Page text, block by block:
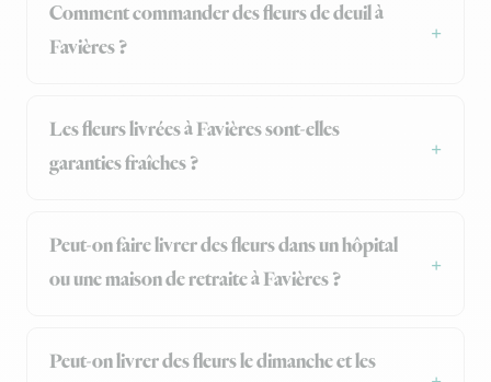
Comment commander des fleurs de deuil à
Favières ?
Les fleurs livrées à Favières sont-elles
garanties fraîches ?
Peut-on faire livrer des fleurs dans un hôpital
ou une maison de retraite à Favières ?
Peut-on livrer des fleurs le dimanche et les